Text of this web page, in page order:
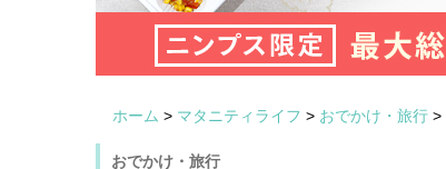
ホーム > マタニティライフ > おでかけ・旅行 >
おでかけ・旅行